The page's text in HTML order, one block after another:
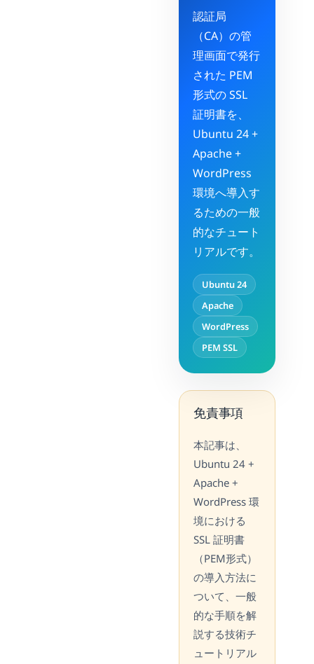
認証局
（CA）の管
理画面で発行
された PEM
形式の SSL
証明書を、
Ubuntu 24 +
Apache +
WordPress
環境へ導入す
るための一般
的なチュート
リアルです。
Ubuntu 24
Apache
WordPress
PEM SSL
免責事項
本記事は、
Ubuntu 24 +
Apache +
WordPress 環
境における
SSL 証明書
（PEM形式）
の導入方法に
ついて、一般
的な手順を解
説する技術チ
ュートリアル